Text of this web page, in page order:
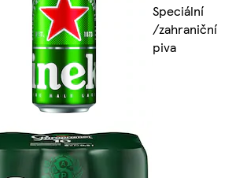
Speciální
/zahraniční
piva